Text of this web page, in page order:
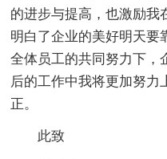
的进步与提高，也激励我
明白了企业的美好明天要
全体员工的共同努力下，
后的工作中我将更加努力
正。
此致